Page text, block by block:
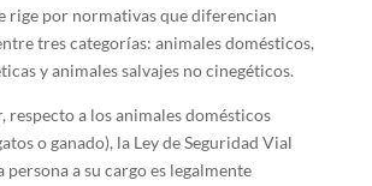
rige por normativas que diferencian
tres categorías: animales domésticos,
y animales salvajes no cinegéticos.
respecto a los animales domésticos
o ganado), la Ley de Seguridad Vial
persona a su cargo es legalmente